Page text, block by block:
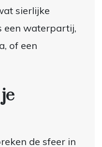
sierlijke
een waterpartij,
of een
de sfeer in